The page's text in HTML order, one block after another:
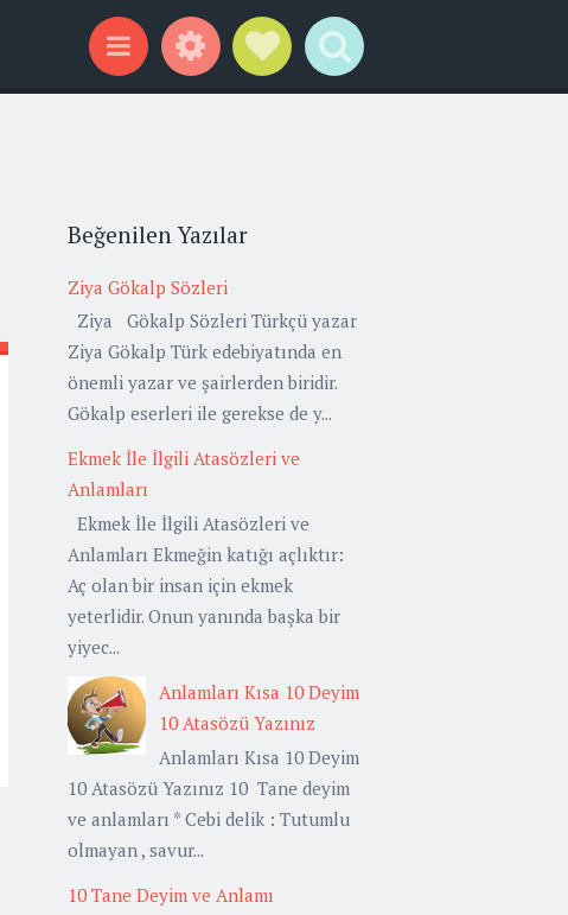
Menu WidgetsSocial Links
Search
Beğenilen Yazılar
Ziya Gökalp Sözleri
Ziya Gökalp Sözleri Türkçü yazar
Ziya Gökalp Türk edebiyatında en
önemli yazar ve şairlerden biridir.
Gökalp eserleri ile gerekse de y...
Ekmek İle İlgili Atasözleri ve
Anlamları
Ekmek İle İlgili Atasözleri ve
Anlamları Ekmeğin katığı açlıktır:
Aç olan bir insan için ekmek
yeterlidir. Onun yanında başka bir
yiyec...
Anlamları Kısa 10 Deyim
10 Atasözü Yazınız
Anlamları Kısa 10 Deyim
10 Atasözü Yazınız 10 Tane deyim
ve anlamları * Cebi delik : Tutumlu
olmayan , savur...
10 Tane Deyim ve Anlamı